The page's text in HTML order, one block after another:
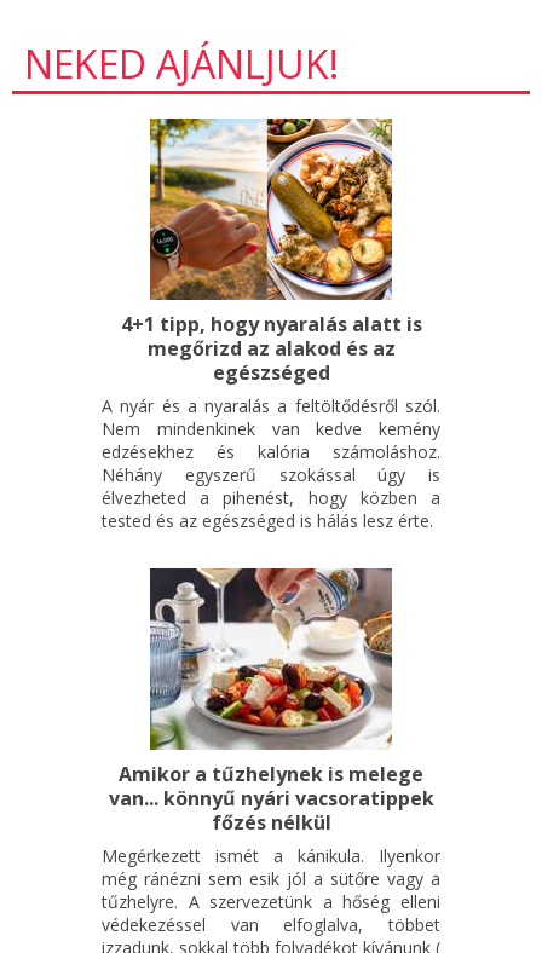
NEKED AJÁNLJUK!
4+1 tipp, hogy nyaralás alatt is
megőrizd az alakod és az
egészséged
A nyár és a nyaralás a feltöltődésről szól.
Nem mindenkinek van kedve kemény
edzésekhez és kalória számoláshoz.
Néhány egyszerű szokással úgy is
élvezheted a pihenést, hogy közben a
tested és az egészséged is hálás lesz érte.
Amikor a tűzhelynek is melege
van... könnyű nyári vacsoratippek
főzés nélkül
Megérkezett ismét a kánikula. Ilyenkor
még ránézni sem esik jól a sütőre vagy a
tűzhelyre. A szervezetünk a hőség elleni
védekezéssel van elfoglalva, többet
izzadunk, sokkal több folyadékot kívánunk (